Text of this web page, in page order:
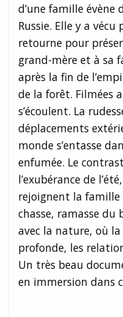
d’une famille évène
Russie. Elle y a
retourne pour
grand-mère et à sa
après la fin de
de la forêt. Filmées
s’écoulent. La
déplacements
monde s’entasse
enfumée. Le
l’exubérance de
rejoignent la famille
chasse, ramasse du
avec la nature, où
profonde, les
Un très beau
en immersion dans